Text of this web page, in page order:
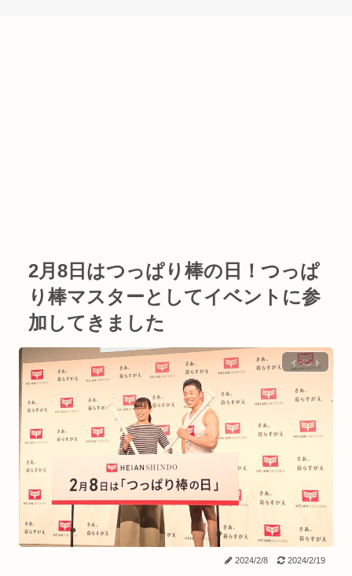
2月8日はつっぱり棒の日！つっぱ
り棒マスターとしてイベントに参
加してきました
イベント
2024/2/8 2024/2/19